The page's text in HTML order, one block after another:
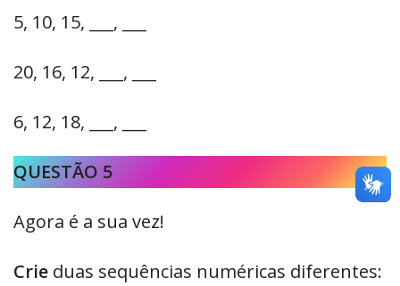
5, 10, 15, ___, ___
20, 16, 12, ___, ___
6, 12, 18, ___, ___
QUESTÃO 5
Agora é a sua vez!
Crie duas sequências numéricas diferentes: